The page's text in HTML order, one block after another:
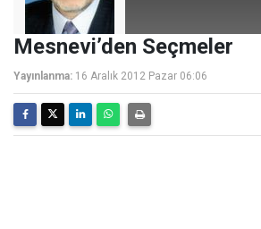
Mesnevi’den Seçmeler
Yayınlanma: 16 Aralık 2012 Pazar 06:06